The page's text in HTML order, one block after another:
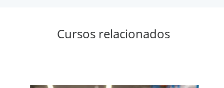
Cursos relacionados